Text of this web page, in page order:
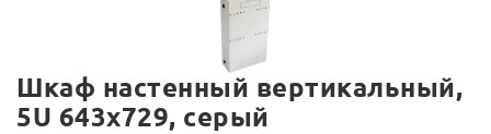
Шкаф настенный вертикальный,
5U 643x729, серый